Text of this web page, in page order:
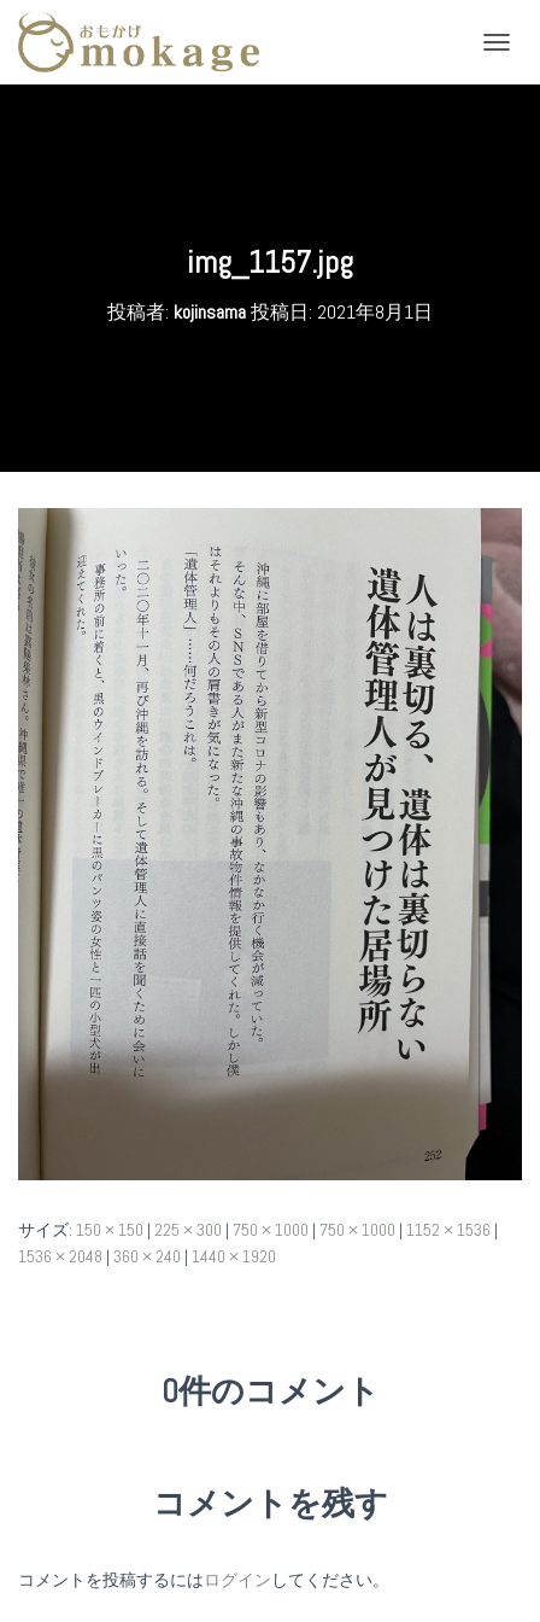
ビ
img_1157.jpg
投稿者: kojinsama投稿日: 2021年8月1日
サイズ: 150 × 150 | 225 × 300 | 750 × 1000 | 750 × 1000 | 1152 × 1536 |
1536 × 2048 | 360 × 240 | 1440 × 1920
0件のコメント
コメントを残す
コメントを投稿するにはログイン してください。